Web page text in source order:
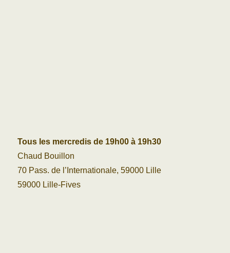
Tous les mercredis de 19h00 à 19h30
Chaud Bouillon
70 Pass. de l’Internationale, 59000 Lille
59000 Lille-Fives